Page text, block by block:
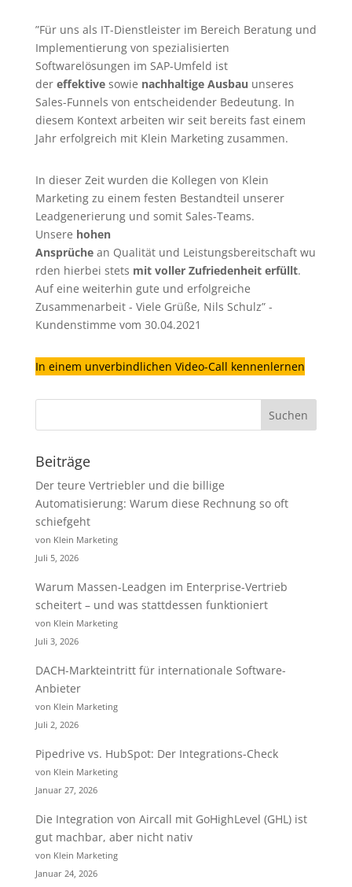
”Für uns als IT-Dienstleister im Bereich Beratung und
Implementierung von spezialisierten
Softwarelösungen im SAP-Umfeld ist
der effektive sowie nachhaltige Ausbau unseres
Sales-Funnels von entscheidender Bedeutung. In
diesem Kontext arbeiten wir seit bereits fast einem
Jahr erfolgreich mit Klein Marketing zusammen.
In dieser Zeit wurden die Kollegen von Klein
Marketing zu einem festen Bestandteil unserer
Leadgenerierungund somit Sales-Teams.
Unsere hohen
Ansprüchean Qualität und Leistungsbereitschaft wu
rden hierbei stets mit voller Zufriedenheit erfüllt.
Auf eine weiterhin gute und erfolgreiche
Zusammenarbeit - Viele Grüße, Nils Schulz” -
Kundenstimme vom 30.04.2021
In einem unverbindlichen Video-Call kennenlernen
Beiträge
Der teure Vertriebler und die billige
Automatisierung: Warum diese Rechnung so oft
schiefgeht
von Klein Marketing
Juli 5, 2026
Warum Massen-Leadgen im Enterprise-Vertrieb
scheitert – und was stattdessen funktioniert
von Klein Marketing
Juli 3, 2026
DACH-Markteintritt für internationale Software-
Anbieter
von Klein Marketing
Juli 2, 2026
Pipedrive vs. HubSpot: Der Integrations-Check
von Klein Marketing
Januar 27, 2026
Die Integration von Aircall mit GoHighLevel (GHL) ist
gut machbar, aber nicht nativ
von Klein Marketing
Januar 24, 2026